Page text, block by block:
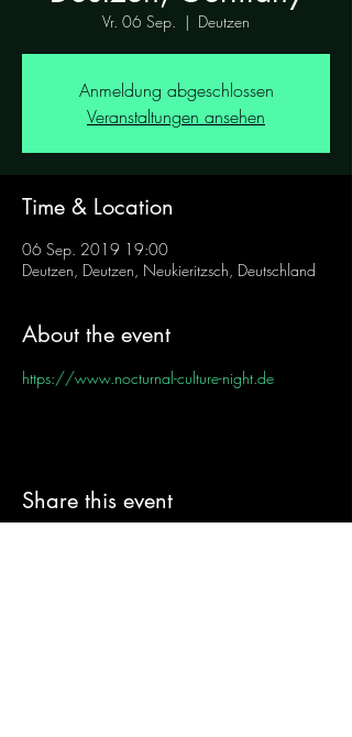
Vr. 06 Sep.
  |
Deutzen
Anmeldung abgeschlossen
Veranstaltungen ansehen
Time & Location
06 Sep. 2019 19:00
Deutzen, Deutzen, Neukieritzsch, Deutschland
About the event
https://www.nocturnal-culture-night.de
Share this event